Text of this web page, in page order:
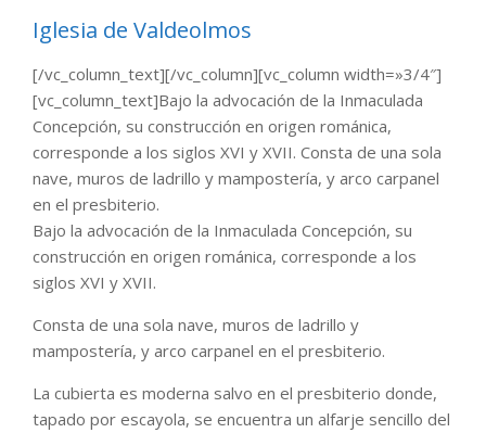
Iglesia de Valdeolmos
[/vc_column_text][/vc_column][vc_column width=»3/4″]
[vc_column_text]Bajo la advocación de la Inmaculada
Concepción, su construcción en origen románica,
corresponde a los siglos XVI y XVII. Consta de una sola
nave, muros de ladrillo y mampostería, y arco carpanel
en el presbiterio.
Bajo la advocación de la Inmaculada Concepción, su
construcción en origen románica, corresponde a los
siglos XVI y XVII.
Consta de una sola nave, muros de ladrillo y
mampostería, y arco carpanel en el presbiterio.
La cubierta es moderna salvo en el presbiterio donde,
tapado por escayola, se encuentra un alfarje sencillo del